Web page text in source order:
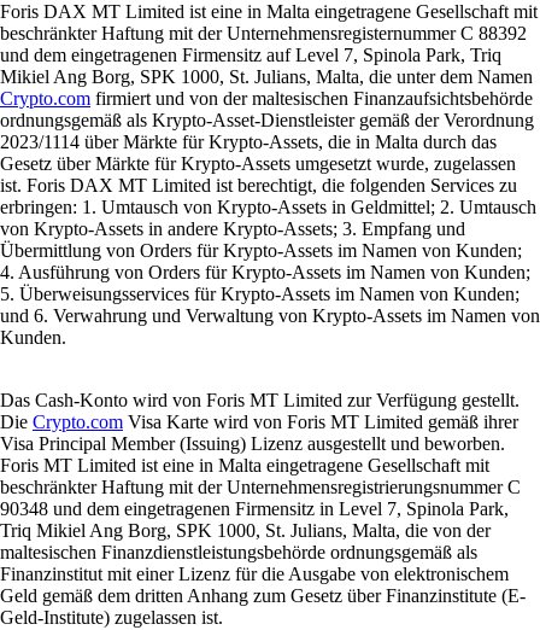
Foris DAX MT Limited ist eine in Malta eingetragene Gesellschaft mit
beschränkter Haftung mit der Unternehmensregisternummer C 88392
und dem eingetragenen Firmensitz auf Level 7, Spinola Park, Triq
Mikiel Ang Borg, SPK 1000, St. Julians, Malta, die unter dem Namen
Crypto.com firmiert und von der maltesischen Finanzaufsichtsbehörde
ordnungsgemäß als Krypto-Asset-Dienstleister gemäß der Verordnung
2023/1114 über Märkte für Krypto-Assets, die in Malta durch das
Gesetz über Märkte für Krypto-Assets umgesetzt wurde, zugelassen
ist. Foris DAX MT Limited ist berechtigt, die folgenden Services zu
erbringen: 1. Umtausch von Krypto-Assets in Geldmittel; 2. Umtausch
von Krypto-Assets in andere Krypto-Assets; 3. Empfang und
Übermittlung von Orders für Krypto-Assets im Namen von Kunden;
4. Ausführung von Orders für Krypto-Assets im Namen von Kunden;
5. Überweisungsservices für Krypto-Assets im Namen von Kunden;
und 6. Verwahrung und Verwaltung von Krypto-Assets im Namen von
Kunden.
Das Cash-Konto wird von Foris MT Limited zur Verfügung gestellt.
Die Crypto.com Visa Karte wird von Foris MT Limited gemäß ihrer
Visa Principal Member (Issuing) Lizenz ausgestellt und beworben.
Foris MT Limited ist eine in Malta eingetragene Gesellschaft mit
beschränkter Haftung mit der Unternehmensregistrierungsnummer C
90348 und dem eingetragenen Firmensitz in Level 7, Spinola Park,
Triq Mikiel Ang Borg, SPK 1000, St. Julians, Malta, die von der
maltesischen Finanzdienstleistungsbehörde ordnungsgemäß als
Finanzinstitut mit einer Lizenz für die Ausgabe von elektronischem
Geld gemäß dem dritten Anhang zum Gesetz über Finanzinstitute (E-
Geld-Institute) zugelassen ist.